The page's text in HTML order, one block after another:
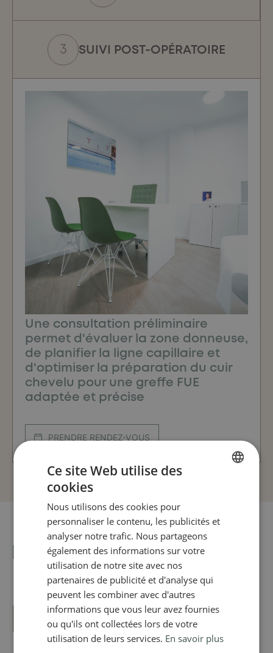
Excellente expérience du début à la fin, l’équipe vous
G.B. – Braives
« Best thing I have ever done, from the first moment I
went for my consultation with Dr Moradi to when I had
my transplant and the aftercare. The staff has been
are fantastic. I would say to anyone worried about hair
loss to go to Dr Moradi for a consultation. »
J.B. – Birmingham, UK
SUIVI POST-OPÉRATOIRE
Une consultation préliminaire
permet d'évaluer la zone donneuse,
de planifier la ligne capillaire et
d'optimiser la préparation du cuir
chevelu pour une greffe FUE
adaptée et précise
PRENDRE RENDEZ-VOUS
En un coup d’œil
Durée de l’opération
Entre 6 à 8 h, sous anesthésie locale
Ce site Web utilise des
cookies
Nous utilisons des cookies pour
personnaliser le contenu, les publicités et
analyser notre trafic. Nous partageons
également des informations sur votre
utilisation de notre site avec nos
partenaires de publicité et d'analyse qui
peuvent les combiner avec d'autres
informations que vous leur avez fournies
ou qu'ils ont collectées lors de votre
utilisation de leurs services. En savoir plus